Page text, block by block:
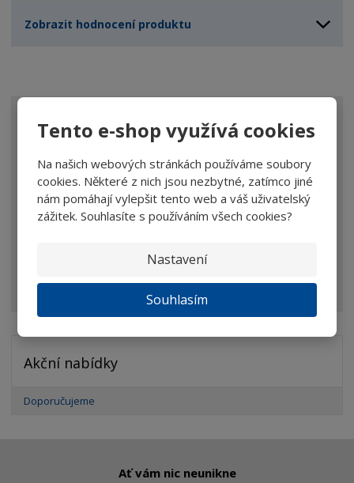
Tento e-shop využívá cookies
Na našich webových stránkách používáme soubory
cookies. Některé z nich jsou nezbytné, zatímco jiné
nám pomáhají vylepšit tento web a váš uživatelský
zážitek. Souhlasíte s používáním všech cookies?
Nastavení
Souhlasím
Zobrazit hodnocení produktu
Brýle
Dalekohledy
Ostatní
Akční nabídky
Doporučujeme
Ať vám nic neunikne